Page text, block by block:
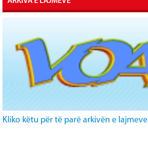
Kliko këtu për të parë arkivën e lajmeve